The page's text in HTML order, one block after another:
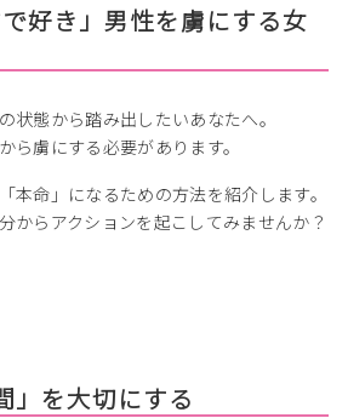
好き」男性を虜にする女
状態から踏み出したいあなたへ。
ら虜にする必要があります。
本命」になるための方法を紹介します。
からアクションを起こしてみませんか？
」を大切にする